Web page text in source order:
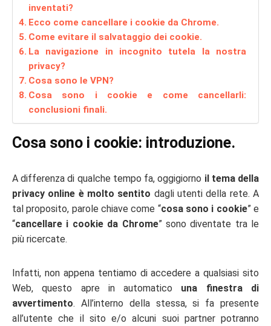
inventati?
Ecco come cancellare i cookie da Chrome.
Come evitare il salvataggio dei cookie.
La navigazione in incognito tutela la nostra
privacy?
Cosa sono le VPN?
Cosa sono i cookie e come cancellarli:
conclusioni finali.
Cosa sono i cookie: introduzione.
A differenza di qualche tempo fa, oggigiorno il tema della
privacy online è molto sentito dagli utenti della rete. A
tal proposito, parole chiave come “cosa sono i cookie” e
“cancellare i cookie da Chrome” sono diventate tra le
più ricercate.
Infatti, non appena tentiamo di accedere a qualsiasi sito
Web, questo apre in automatico una finestra di
avvertimento. All’interno della stessa, si fa presente
all’utente che il sito e/o alcuni suoi partner potranno